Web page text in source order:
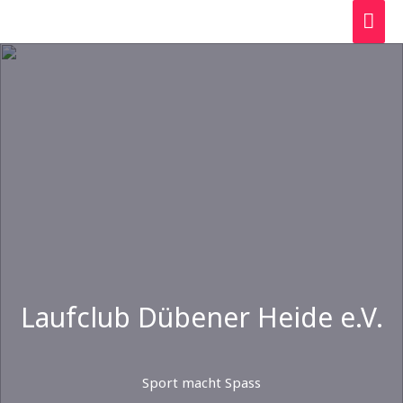
springen
Laufclub Dübener Heide e.V.
Sport macht Spass